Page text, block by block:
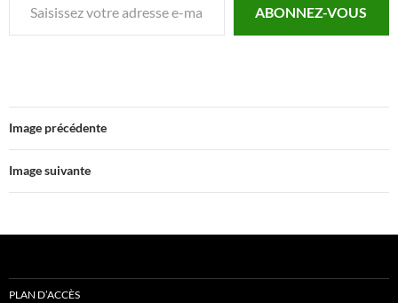
ABONNEZ-VOUS
Image précédente
Image suivante
PLAN D’ACCÈS